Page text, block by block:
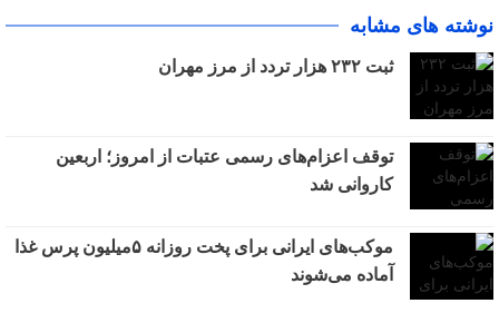
نوشته های مشابه
ثبت ۲۳۲ هزار تردد از مرز مهران
توقف اعزام‌‌های رسمی عتبات از امروز؛ اربعین
کاروانی شد
موکب‌های ایرانی برای پخت روزانه ۵میلیون پرس غذا
آماده می‌شوند